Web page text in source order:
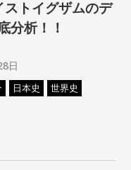
ストイグザムのデ
分析！！
日
日本史 世界史